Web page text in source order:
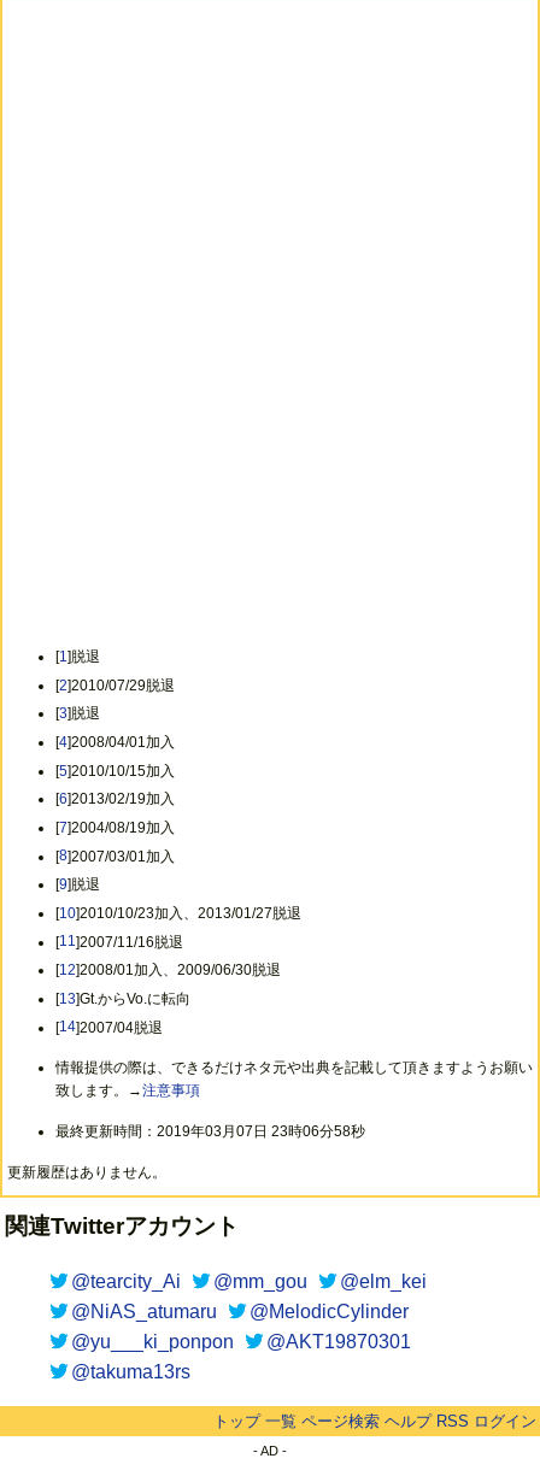
[1]脱退
[2]2010/07/29脱退
[3]脱退
[4]2008/04/01加入
[5]2010/10/15加入
[6]2013/02/19加入
[7]2004/08/19加入
[8]2007/03/01加入
[9]脱退
[10]2010/10/23加入、2013/01/27脱退
[11]2007/11/16脱退
[12]2008/01加入、2009/06/30脱退
[13]Gt.からVo.に転向
[14]2007/04脱退
情報提供の際は、できるだけネタ元や出典を記載して頂きますようお願い
致します。→注意事項
最終更新時間：2019年03月07日 23時06分58秒
更新履歴はありません。
関連Twitterアカウント
@tearcity_Ai @mm_gou
@elm_kei
@NiAS_atumaru
@MelodicCylinder
@yu___ki_ponpon
@AKT19870301
@takuma13rs
トップ 一覧 ページ検索 ヘルプ RSS ログイン
- AD -